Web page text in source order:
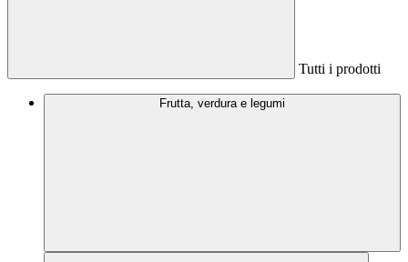
Tutti i prodotti
Frutta, verdura e legumi